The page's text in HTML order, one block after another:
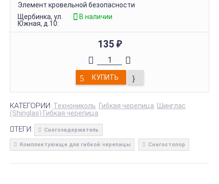
Элемент кровельной безопасности
Щербинка, ул.
Южная, д.10:
В наличии
135 ₽
КУПИТЬ
КАТЕГОРИИ: Технониколь Гибкая черепица
Шинглас
(Shinglas) Гибкая черепица
ТЕГИ: Снегозадержатель
Комплектуюище для гибкой черепицы Снегостопор